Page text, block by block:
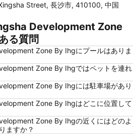
Street, 長沙市, 410100, 中国
Development Zone
る質問
Zone By Ihgにプールはありま
Zone By Ihgではペットを連れ
Zone By Ihgには駐車場があり
Zone By Ihgはどこに位置して
Zone By Ihgの近くにはどのよ
ますか？